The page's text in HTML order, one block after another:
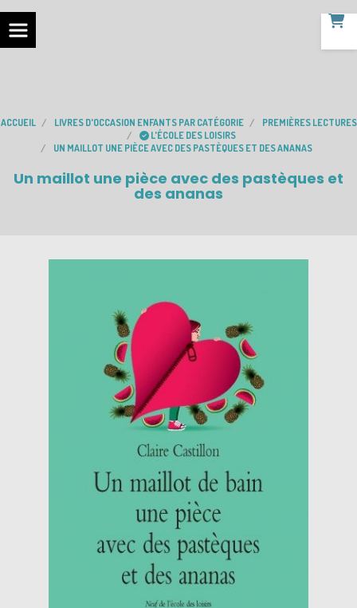
ACCUEIL LIVRES D'OCCASION ENFANTS PAR CATÉGORIE
PREMIÈRES LECTURES
L'ÉCOLE DES LOISIRS
UN MAILLOT UNE PIÈCE AVEC DES PASTÈQUES ET DES ANANAS
Un maillot une pièce avec des pastèques et
des ananas